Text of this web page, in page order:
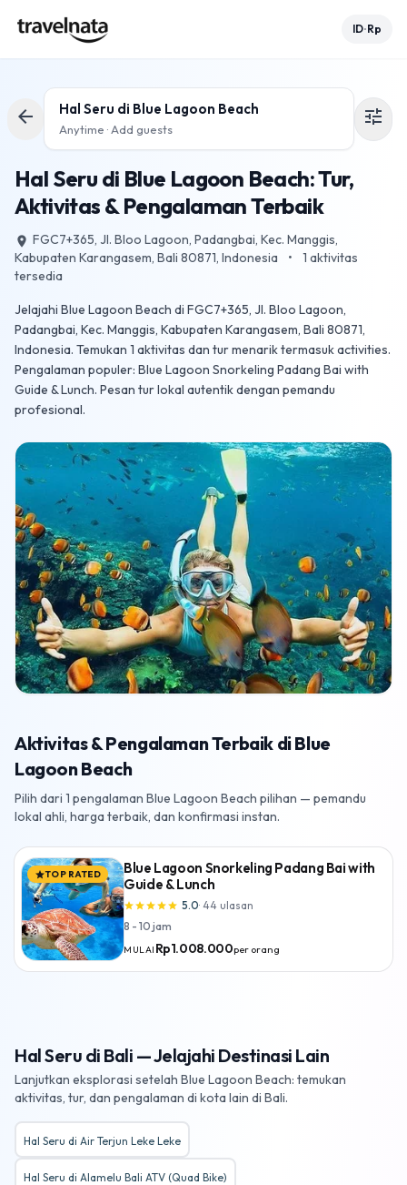
ID•Rp
arrow_back Hal Seru di Blue Lagoon Beach
Anytime · Add guests
tune
Hal Seru di Blue Lagoon Beach: Tur,
Aktivitas & Pengalaman Terbaik
place FGC7+365, Jl. Bloo Lagoon, Padangbai, Kec. Manggis,
Kabupaten Karangasem, Bali 80871, Indonesia
• 1 aktivitas
tersedia
Jelajahi Blue Lagoon Beach di FGC7+365, Jl. Bloo Lagoon,
Padangbai, Kec. Manggis, Kabupaten Karangasem, Bali 80871,
Indonesia. Temukan 1 aktivitas dan tur menarik termasuk activities.
Pengalaman populer: Blue Lagoon Snorkeling Padang Bai with
Guide & Lunch. Pesan tur lokal autentik dengan pemandu
profesional.
Aktivitas & Pengalaman Terbaik di Blue
Lagoon Beach
Pilih dari 1 pengalaman Blue Lagoon Beach pilihan — pemandu
lokal ahli, harga terbaik, dan konfirmasi instan.
starTOP RATED
Blue Lagoon Snorkeling Padang Bai with
Guide & Lunch
starstarstarstarstar 5.0· 44 ulasan
8 - 10 jam
MULAI Rp1.008.000per orang
Hal Seru di Bali — Jelajahi Destinasi Lain
Lanjutkan eksplorasi setelah Blue Lagoon Beach: temukan
aktivitas, tur, dan pengalaman di kota lain di Bali.
Hal Seru di Air Terjun Leke Leke
Hal Seru di Alamelu Bali ATV (Quad Bike)